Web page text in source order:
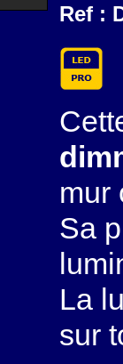
Ref :
mur
Sa
La
sur